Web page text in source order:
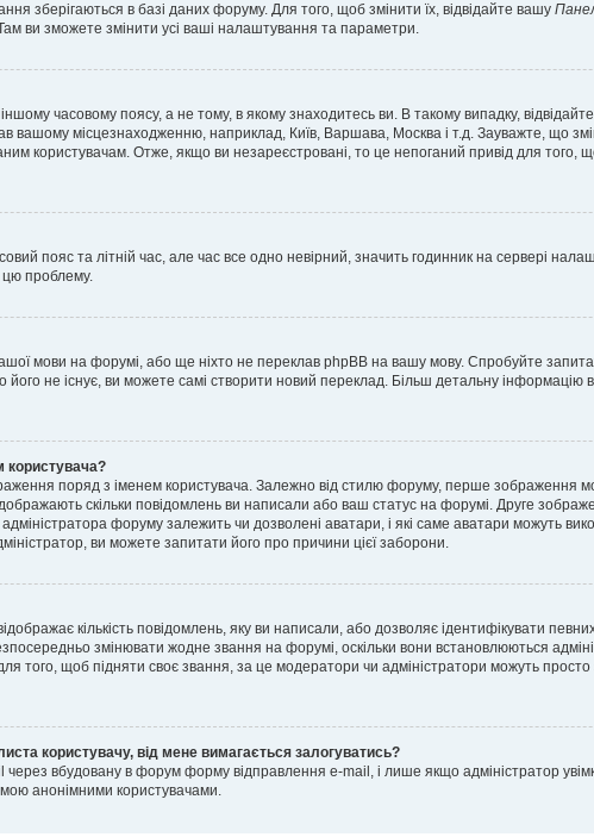
зберігаються в базі даних форуму. Для того, щоб змінити їх, відвідайте вашу
ви зможете змінити усі ваші налаштування та параметри.
часовому поясу, а не тому, в якому знаходитесь ви. В такому випадку,
вашому місцезнаходженню, наприклад, Київ, Варшава, Москва і т.д. Зауважте, що
користувачам. Отже, якщо ви незареєстровані, то це непоганий привід для того,
пояс та літній час, але час все одно невірний, значить годинник на сервері
цю проблему.
мови на форумі, або ще ніхто не переклав phpBB на вашу мову. Спробуйте
не існує, ви можете самі створити новий переклад. Більш детальну інформацію
користувача?
поряд з іменем користувача. Залежно від стилю форуму, перше зображення
скільки повідомлень ви написали або ваш статус на форумі. Друге
форуму залежить чи дозволені аватари, і які саме аватари можуть
ви можете запитати його про причини цієї заборони.
кількість повідомлень, яку ви написали, або дозволяє ідентифікувати
змінювати жодне звання на форумі, оскільки вони встановлюються
того, щоб підняти своє звання, за це модератори чи адміністратори можуть просто
користувачу, від мене вимагається залогуватись?
вбудовану в форум форму відправлення e-mail, і лише якщо адміністратор
анонімними користувачами.